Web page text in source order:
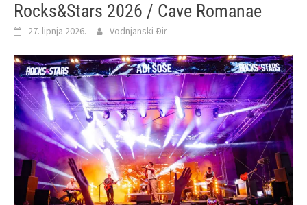
Rocks&Stars 2026 / Cave Romanae
27. lipnja 2026. Vodnjanski Đir